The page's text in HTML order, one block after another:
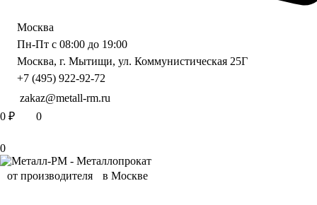
Москва
Пн-Пт с 08:00 до 19:00
Москва, г. Мытищи, ул. Коммунистическая 25Г
+7 (495) 922-92-72
zakaz@metall-rm.ru
0 ₽ 0
0